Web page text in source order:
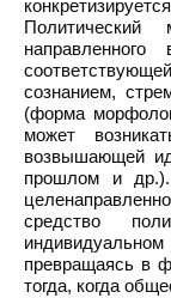
Политический
направленного
сознанием,
(форма
может
возвышающей
прошлом и др.).
средство
превращаясь в
тогда, когда